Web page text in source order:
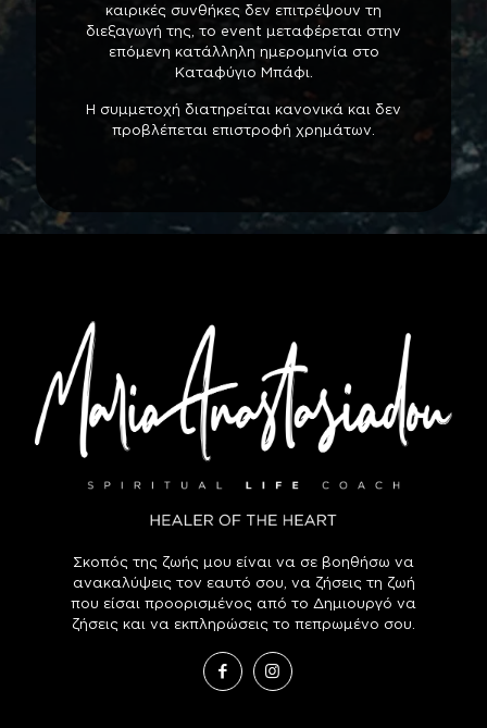
καιρικές συνθήκες δεν επιτρέψουν τη
διεξαγωγή της, το event μεταφέρεται στην
επόμενη κατάλληλη ημερομηνία στο
Καταφύγιο Μπάφι.
Η συμμετοχή διατηρείται κανονικά και δεν
προβλέπεται επιστροφή χρημάτων.
Σκοπός της ζωής μου είναι να σε βοηθήσω να
ανακαλύψεις τον εαυτό σου, να ζήσεις τη ζωή
που είσαι προορισμένος από το Δημιουργό να
ζήσεις και να εκπληρώσεις το πεπρωμένο σου.